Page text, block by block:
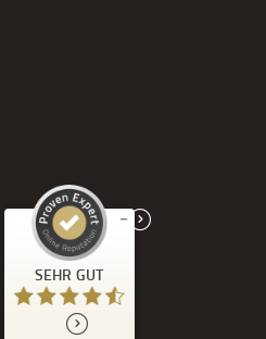
SEHR GUT
und Erfahrungen zu
Academy of Sports